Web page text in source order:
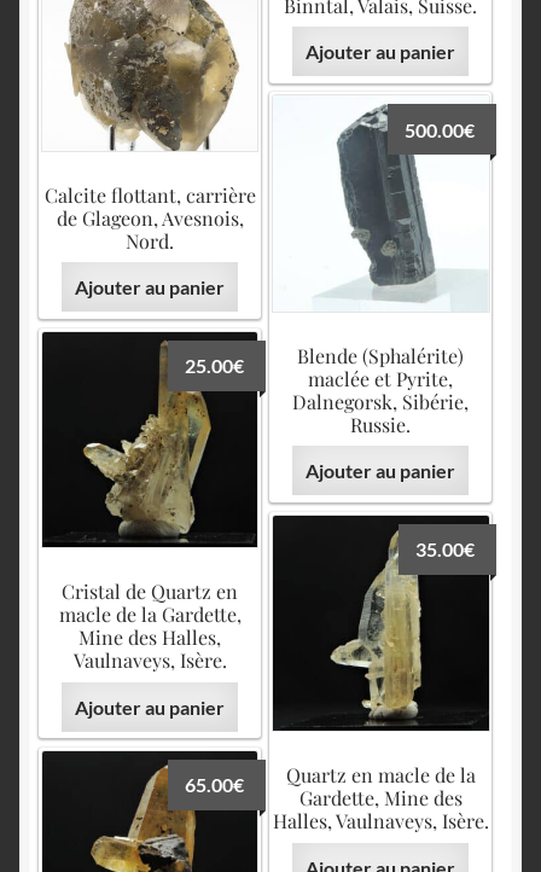
Ajouter au panier
Calcite flottant, carrière
de Glageon, Avesnois,
Nord.
Ajouter au panier
Blende (Sphalérite)
maclée et Pyrite,
Dalnegorsk, Sibérie,
Russie.
500.00€
Ajouter au panier
Cristal de Quartz en
macle de la Gardette,
Mine des Halles,
Vaulnaveys, Isère.
25.00€
Ajouter au panier
Quartz en macle de la
Gardette, Mine des
Halles, Vaulnaveys, Isère.
35.00€
Ajouter au panier
65.00€